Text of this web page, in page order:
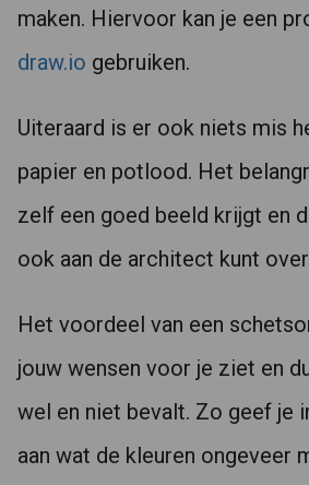
maken. Hiervoor kan je een
draw.io gebruiken.
Uiteraard is er ook niets mis
papier en potlood. Het
zelf een goed beeld krijgt en
ook aan de architect kunt
Het voordeel van een
jouw wensen voor je ziet en
wel en niet bevalt. Zo geef je
aan wat de kleuren ongeveer